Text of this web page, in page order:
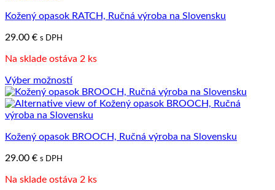
variantov.
si
vybrať
na
stránke
produktu.
Kožený opasok RATCH, Ručná výroba na Slovensku
29.00 € s DPH
Na sklade ostáva 2 ks
Výber možností
Tento
produkt
má
variantov.
si
vybrať
Kožený opasok BROOCH, Ručná výroba na Slovensku
29.00 € s DPH
Na sklade ostáva 2 ks